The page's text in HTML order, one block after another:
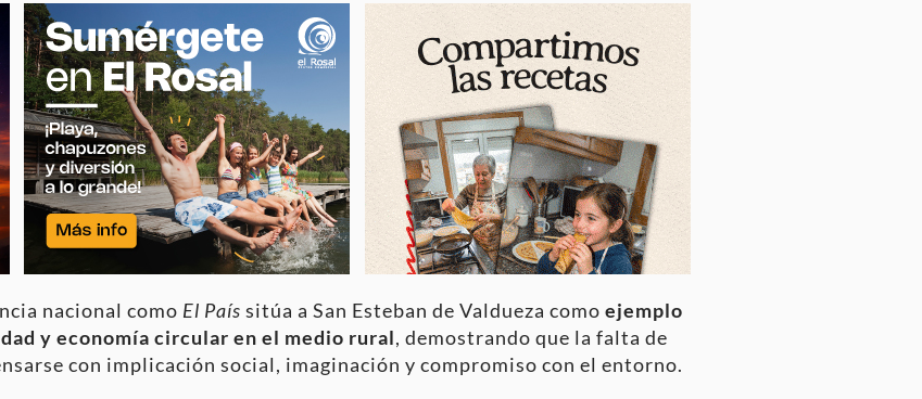
nacional como El País sitúa a San Esteban de Valdueza como ejemplo
y economía circular en el medio rural, demostrando que la falta de
con implicación social, imaginación y compromiso con el entorno.